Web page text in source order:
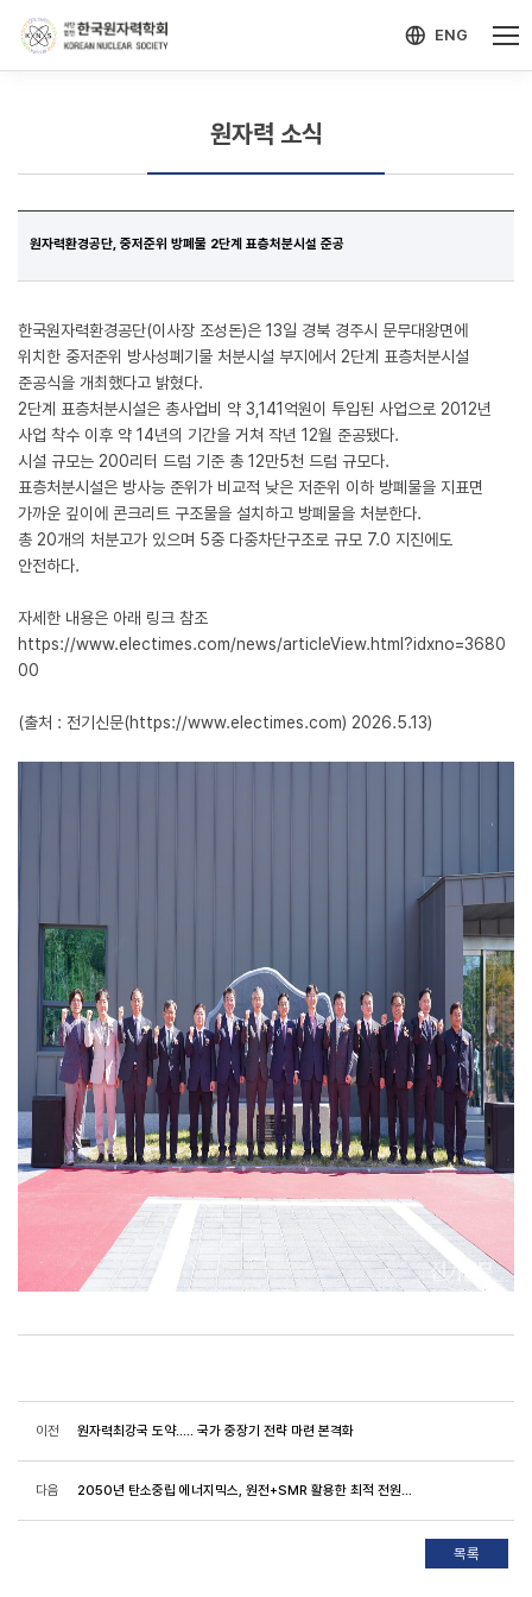
ENG
원자력 소식
원자력환경공단, 중저준위 방폐물 2단계 표층처분시설 준공
한국원자력환경공단(이사장 조성돈)은 13일 경북 경주시 문무대왕면에
위치한 중저준위 방사성폐기물 처분시설 부지에서 2단계 표층처분시설
준공식을 개최했다고 밝혔다.
2단계 표층처분시설은 총사업비 약 3,141억원이 투입된 사업으로 2012년
사업 착수 이후 약 14년의 기간을 거쳐 작년 12월 준공됐다.
시설 규모는 200리터 드럼 기준 총 12만5천 드럼 규모다.
표층처분시설은 방사능 준위가 비교적 낮은 저준위 이하 방폐물을 지표면
가까운 깊이에 콘크리트 구조물을 설치하고 방폐물을 처분한다.
총 20개의 처분고가 있으며 5중 다중차단구조로 규모 7.0 지진에도
안전하다.
자세한 내용은 아래 링크 참조
https://www.electimes.com/news/articleView.html?idxno=3680
00
(출처 : 전기신문(https://www.electimes.com) 2026.5.13)
이전 원자력최강국 도약..... 국가 중장기 전략 마련 본격화
다음 2050년 탄소중립 에너지믹스, 원전+SMR 활용한 최적 전원구성이 필요하다